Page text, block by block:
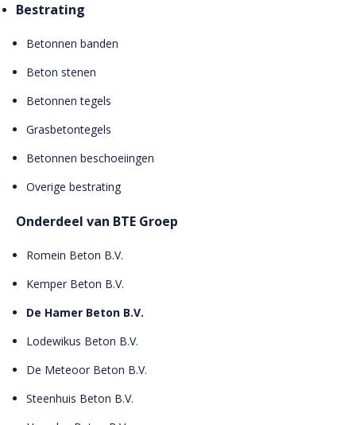
Bestrating
Betonnen banden
Beton stenen
Betonnen tegels
Grasbetontegels
Betonnen beschoeiingen
Overige bestrating
Onderdeel van BTE Groep
Romein Beton B.V.
Kemper Beton B.V.
De Hamer Beton B.V.
Lodewikus Beton B.V.
De Meteoor Beton B.V.
Steenhuis Beton B.V.